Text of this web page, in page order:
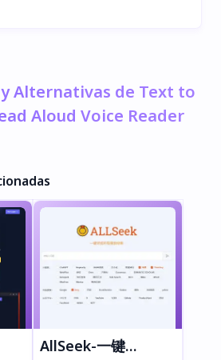
Alternativas de Text to
Aloud Voice Reader
AllSeek-一键尽揽所有搜索结果